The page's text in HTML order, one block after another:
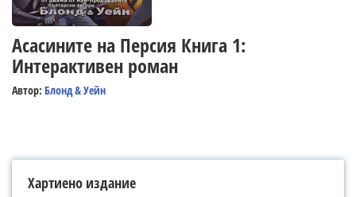
Асасините на Персия Книга 1:
Интерактивен роман
Автор: Блонд & Уейн
Хартиено издание